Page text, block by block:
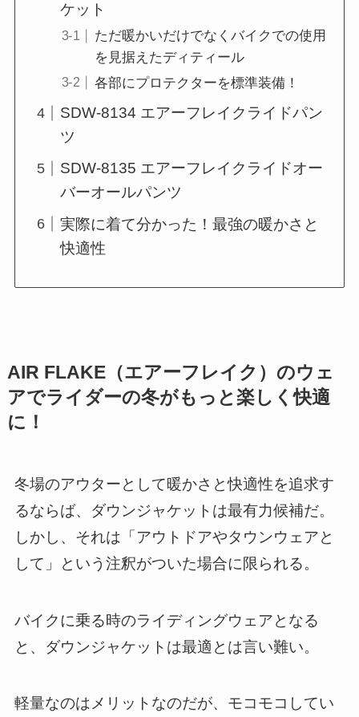
ケット
ただ暖かいだけでなくバイクでの使用
を見据えたディティール
各部にプロテクターを標準装備！
SDW-8134 エアーフレイクライドパン
ツ
SDW-8135 エアーフレイクライドオー
バーオールパンツ
実際に着て分かった！最強の暖かさと
快適性
AIR FLAKE（エアーフレイク）のウェ
アでライダーの冬がもっと楽しく快適
に！
冬場のアウターとして暖かさと快適性を追求す
るならば、ダウンジャケットは最有力候補だ。
しかし、それは「アウトドアやタウンウェアと
して」という注釈がついた場合に限られる。
バイクに乗る時のライディングウェアとなる
と、ダウンジャケットは最適とは言い難い。
軽量なのはメリットなのだが、モコモコしてい